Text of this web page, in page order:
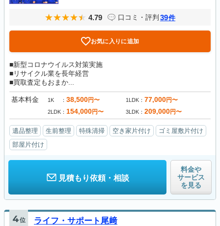
4.79 口コミ・評判 39件
お気に入りに追加
■新型コロナウイルス対策実施
■リサイクル業を長年経営
■買取査定もおまか...
基本料金 1K 38,500円〜 1LDK 77,000円〜
2LDK 154,000円〜 3LDK 209,000円〜
遺品整理 生前整理 特殊清掃 空き家片付け
ゴミ屋敷片付け
部屋片付け
見積もり依頼・相談
料金や
サービス
を見る
4位 ライフ・サポート尾﨑